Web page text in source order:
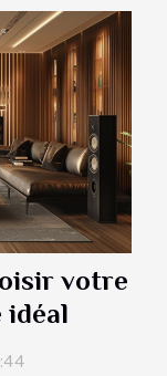
votre
idéal